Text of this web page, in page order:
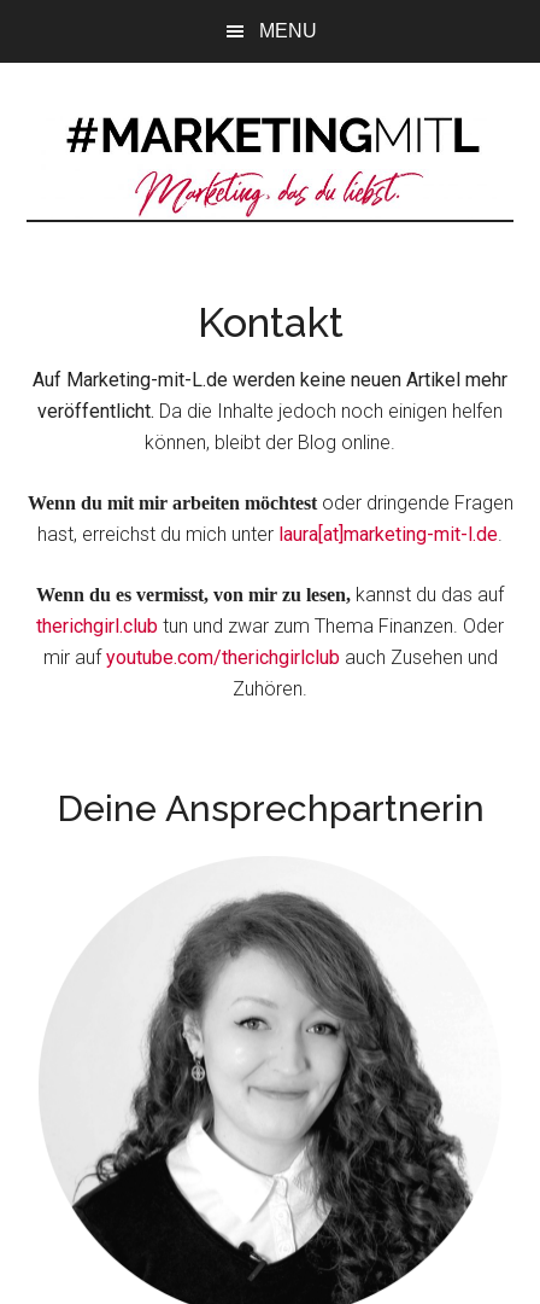
MENU
Kontakt
Auf Marketing-mit-L.de werden keine neuen Artikel mehr
veröffentlicht. Da die Inhalte jedoch noch einigen helfen
können, bleibt der Blog online.
Wenn du mit mir arbeiten möchtestoder dringende Fragen
hast, erreichst du mich unter laura[at]marketing-mit-l.de.
Wenn du es vermisst, von mir zu lesen, kannst du das auf
therichgirl.club tun und zwar zum Thema Finanzen. Oder
mir aufyoutube.com/therichgirlclubauch Zusehen und
Zuhören.
Deine Ansprechpartnerin